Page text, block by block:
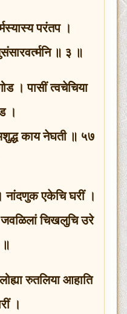
परंतप ।
॥ ३ ॥
। पासीं त्वचेचिया
।
काय नेघती ॥ ५७
नांदणुक एकेचि घरीं ।
जवळिलां चिखलुचि उरे
॥
रुतलिया आहाति
।